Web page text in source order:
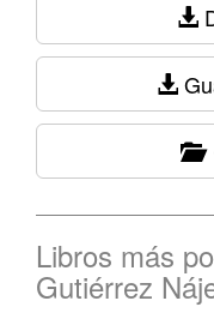
Libros más
Gutiérrez